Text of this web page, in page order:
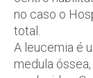
no caso o
total.
A leucemia é
medula